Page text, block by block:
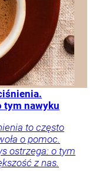
tym nawyku
to często
o pomoc.
ostrzega: o tym
z nas.